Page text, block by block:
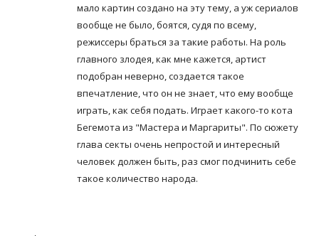
мало картин создано на эту тему, а уж сериалов
вообще не было, боятся, судя по всему,
режиссеры браться за такие работы. На роль
главного злодея, как мне кажется, артист
подобран неверно, создается такое
впечатление, что он не знает, что ему вообще
играть, как себя подать. Играет какого-то кота
Бегемота из "Мастера и Маргариты". По сюжету
глава секты очень непростой и интересный
человек должен быть, раз смог подчинить себе
такое количество народа.